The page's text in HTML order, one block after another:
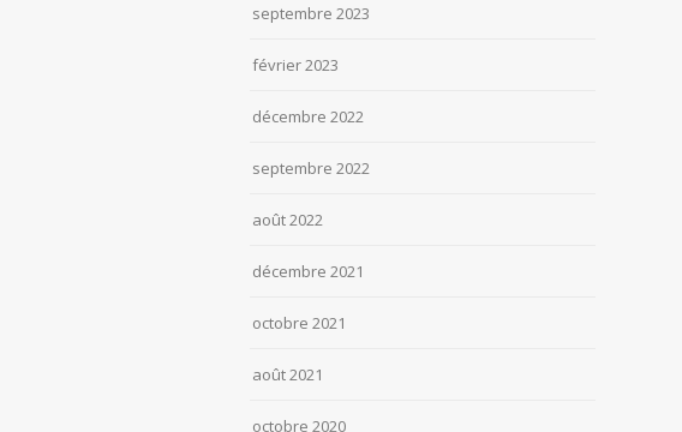
septembre 2023
février 2023
décembre 2022
septembre 2022
août 2022
décembre 2021
octobre 2021
août 2021
octobre 2020